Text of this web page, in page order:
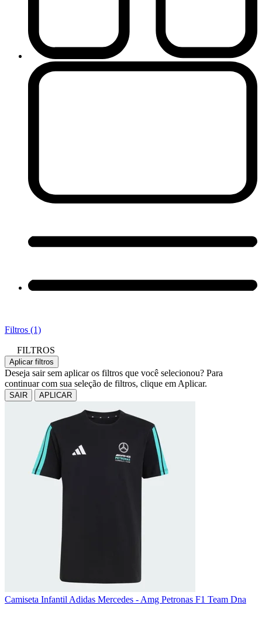
Filtros (1)
FILTROS
Aplicar filtros
Deseja sair sem aplicar os filtros que você selecionou? Para
continuar com sua seleção de filtros, clique em Aplicar.
SAIR APLICAR
Camiseta Infantil Adidas Mercedes - Amg Petronas F1 Team Dna